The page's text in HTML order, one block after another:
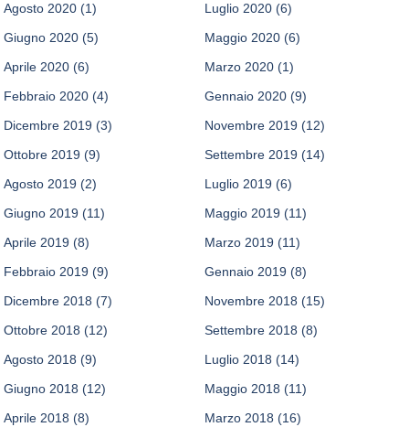
Agosto 2020 (1) Luglio 2020 (6)
Giugno 2020 (5) Maggio 2020 (6)
Aprile 2020 (6) Marzo 2020 (1)
Febbraio 2020 (4) Gennaio 2020 (9)
Dicembre 2019 (3) Novembre 2019 (12)
Ottobre 2019 (9) Settembre 2019 (14)
Agosto 2019 (2) Luglio 2019 (6)
Giugno 2019 (11) Maggio 2019 (11)
Aprile 2019 (8) Marzo 2019 (11)
Febbraio 2019 (9) Gennaio 2019 (8)
Dicembre 2018 (7) Novembre 2018 (15)
Ottobre 2018 (12) Settembre 2018 (8)
Agosto 2018 (9) Luglio 2018 (14)
Giugno 2018 (12) Maggio 2018 (11)
Aprile 2018 (8) Marzo 2018 (16)